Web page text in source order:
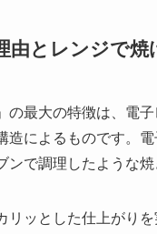
とレンジで焼
の最大の特徴は、電
造によるものです。
ンで調理したような焼
リッとした仕上がり